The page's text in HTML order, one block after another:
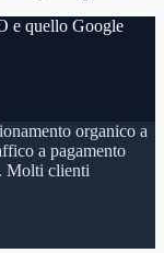
e quello Google
organico a
a pagamento
Molti clienti